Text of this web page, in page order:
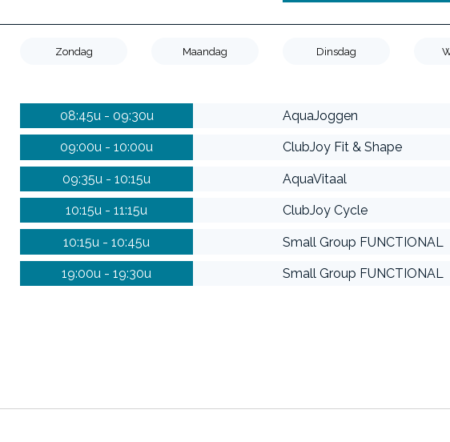
Zondag Maandag Dinsdag
08:45u - 09:30u AquaJoggen
09:00u - 10:00u ClubJoy Fit & Shape
09:35u - 10:15u AquaVitaal
10:15u - 11:15u ClubJoy Cycle
10:15u - 10:45u Small Group FUNCTIONAL
19:00u - 19:30u Small Group FUNCTIONAL